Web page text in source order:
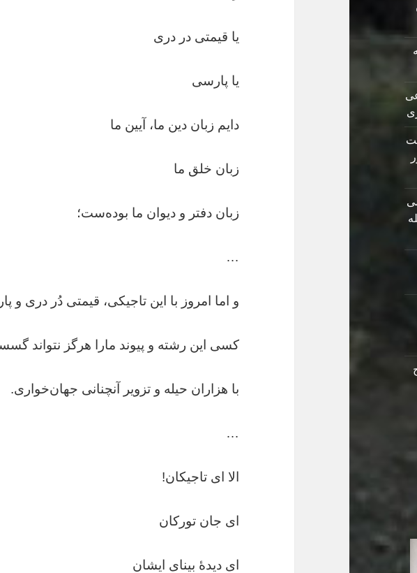
یا قیمتی در دری
یا پارسی
دایم زبان دین ما، آیین ما
زبان خلق ما
زبان دفتر و دیوان ما بوده‌ست؛
…
و اما امروز با این تاجیکی، قیمتی دُر دری
کسی این رشته و پیوند مارا هرگز نتواند
با هزاران حیله و تزویر آنچنانی جهان‌خواری.
…
الا ای تاجیکان!
ای جان تورکان
ای دیدۀ بینای ایشان